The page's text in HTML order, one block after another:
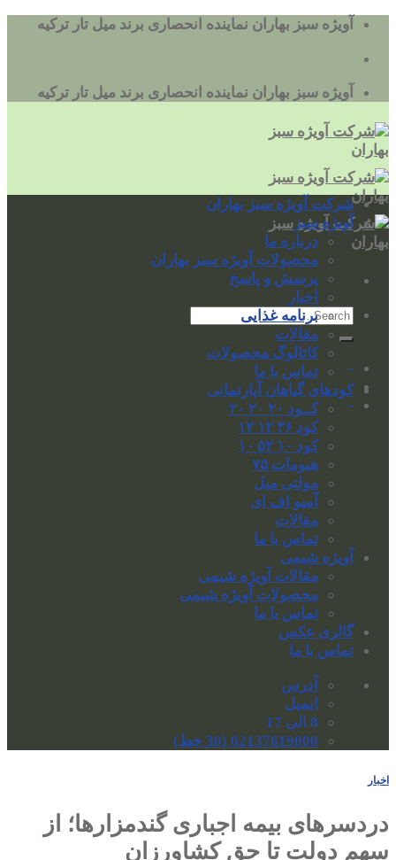
بروید
آویژه سبز بهاران نماینده انحصاری برند میل تار ترکیه
آویژه سبز بهاران نماینده انحصاری برند میل تار ترکیه
-
-
شرکت آویژه سبز بهاران
آویژه سبز
درباره ما
محصولات آویژه سبز بهاران
پرسش و پاسخ
اخبار
برنامه غذایی
مقالات
کاتالوگ محصولات
تماس با ما
کودهای گیاهان آپارتمانی
کــود ۲۰ ۲۰ ۲۰
کود ۳۶ ۱۲ ۱۲
کود ۱۰ ۵۲ ۱۰
هیومات ۷۵
مولتی میل
آمیو اف ای
مقالات
تماس با ما
آویژه شیمی
مقالات آویژه شیمی
محصولات آویژه شیمی
تماس با ما
گالری عکس
تماس با ما
آدرس
ایمیل
8 الی 17
02137619000 (30 خط)
اخبار
دردسرهای بیمه اجباری گندمزارها؛ از
سهم دولت تا حق کشاورزان